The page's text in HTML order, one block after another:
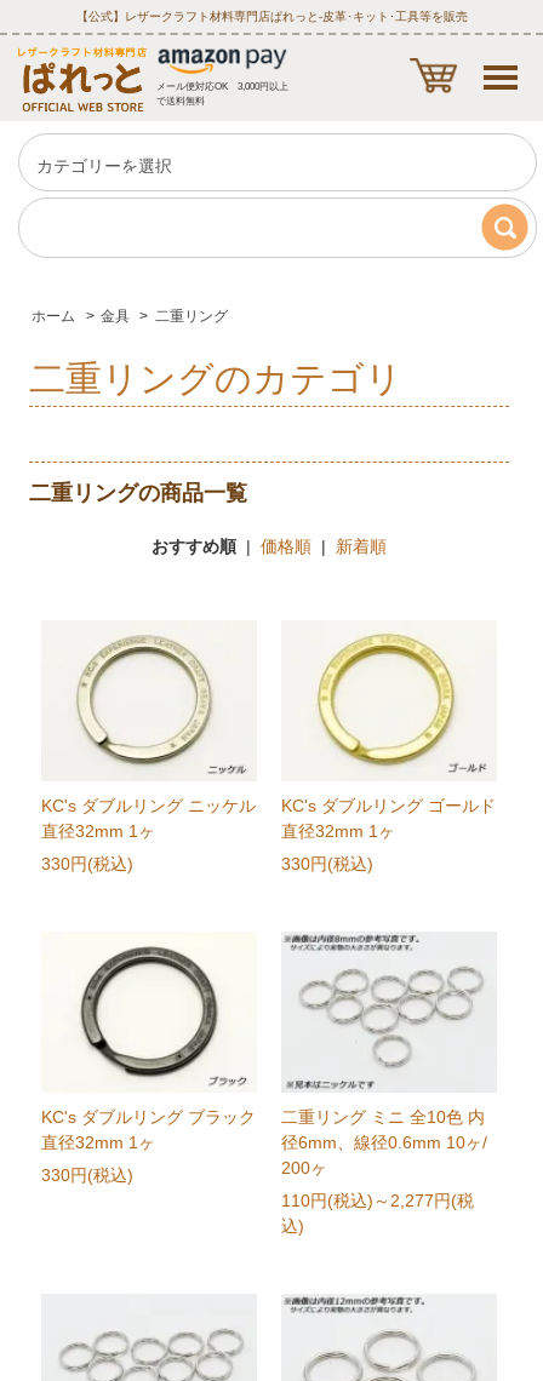
【公式】レザークラフト材料専門店ぱれっと‐皮革･キット･工具等を販売
メール便対応OK 3,000円以上
で送料無料
ホーム > 金具 > 二重リング
二重リングのカテゴリ
二重リングの商品一覧
おすすめ順| 価格順| 新着順
KC's ダブルリング ニッケル
直径32mm 1ヶ
330円(税込)
KC's ダブルリング ゴールド
直径32mm 1ヶ
330円(税込)
KC's ダブルリング ブラック
直径32mm 1ヶ
330円(税込)
二重リング ミニ 全10色 内
径6mm、線径0.6mm 10ヶ/
200ヶ
110円(税込) ～2,277円(税
込)